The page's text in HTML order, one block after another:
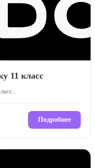
11 класс
Подробнее